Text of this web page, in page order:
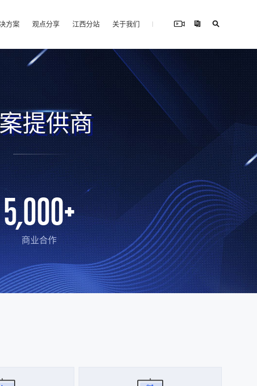
方案 观点分享 江西分站 关于我们
提供商
5,000+
商业合作